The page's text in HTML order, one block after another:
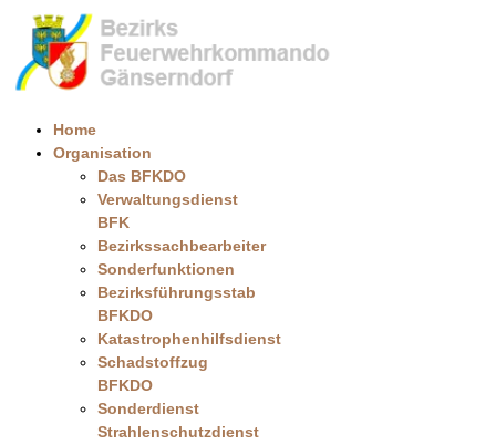
Home
Organisation
Das BFKDO
Verwaltungsdienst
BFK
Bezirkssachbearbeiter
Sonderfunktionen
Bezirksführungsstab
BFKDO
Katastrophenhilfsdienst
Schadstoffzug
BFKDO
Sonderdienst
Strahlenschutzdienst